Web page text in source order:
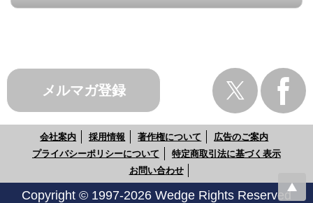
メルマガ登録
会社案内 採用情報 著作権について
広告のご案内
プライバシーポリシーについて
特定商取引法に基づく表示
お問い合わせ
Copyright © 1997-2026 Wedge Rights Reserved